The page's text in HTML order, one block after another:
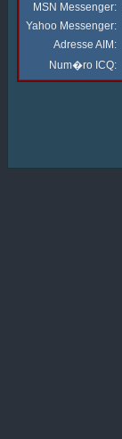
MSN Messenger:
Yahoo Messenger:
Adresse AIM:
Num�ro ICQ: